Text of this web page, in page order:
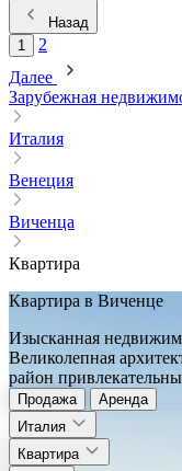
Назад
1
2
Далее
Зарубежная
Италия
Венеция
Виченца
Квартира
Квартира в Виченце
Изысканная
Великолепная
район
Продажа
Аренда
Италия
Квартира